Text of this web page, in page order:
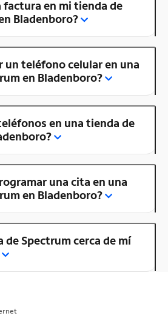
factura en mi tienda de
Bladenboro?
un teléfono celular en una
en Bladenboro?
en una tienda de
una cita en una
en Bladenboro?
de Spectrum cerca de mí